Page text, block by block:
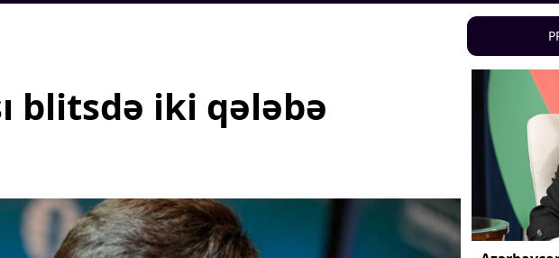
Mədəniyyətimizin Zəfəri
Ailə və uşaq
Turizm
Kənd təsərrüfatı
nəqliyyat
Məhkəmə və hüquq
Gənclər və İdman
Hadisə
Sağlamlıq
blitsdə iki qələbə